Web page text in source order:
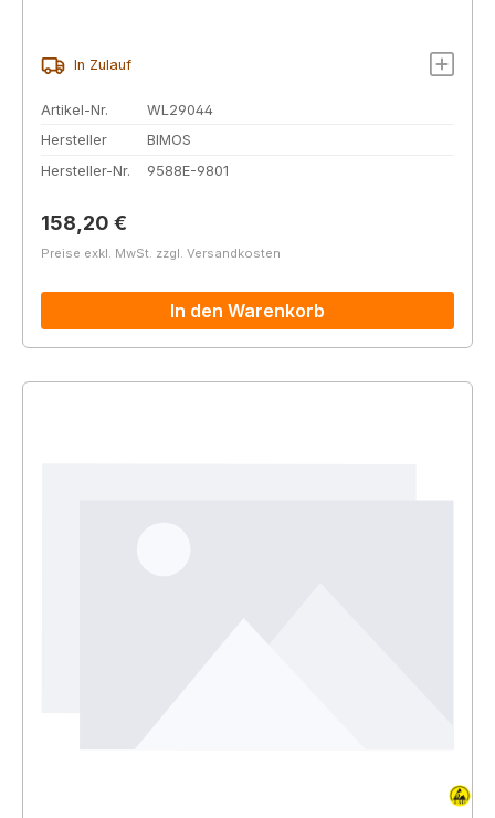
In Zulauf
Artikel-Nr.
WL29044
Hersteller
BIMOS
Hersteller-Nr.
9588E-9801
Regulärer Preis:
158,20 €
Preise exkl. MwSt. zzgl. Versandkosten
In den Warenkorb